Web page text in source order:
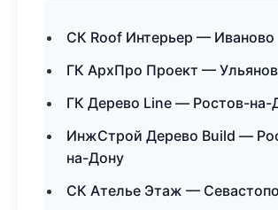
СК Roof Интерьер — Иваново
ГК АрхПро Проект —
ГК Дерево Line — Ростов-на-
ИнжСтрой Дерево Build —
на-Дону
СК Ателье Этаж —